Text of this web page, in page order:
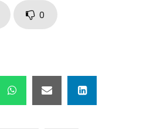
17enne
0